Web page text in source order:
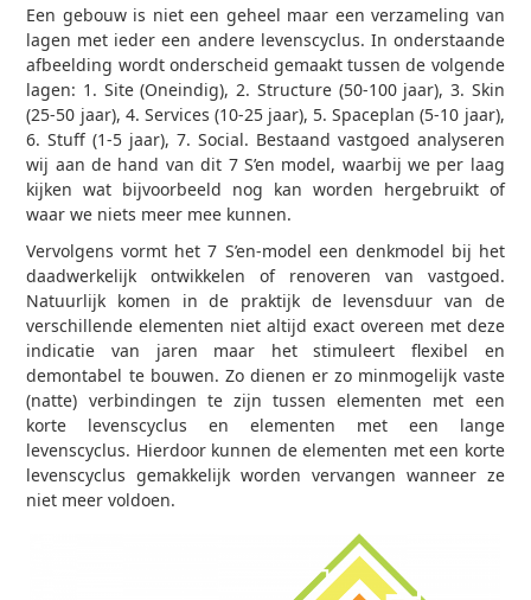
Een gebouw is niet een geheel maar een verzameling van
lagen met ieder een andere levenscyclus. In onderstaande
afbeelding wordt onderscheid gemaakt tussen de volgende
lagen: 1. Site (Oneindig), 2. Structure (50-100 jaar), 3. Skin
(25-50 jaar), 4. Services (10-25 jaar), 5. Spaceplan (5-10 jaar),
6. Stuff (1-5 jaar), 7. Social. Bestaand vastgoed analyseren
wij aan de hand van dit 7 S’en model, waarbij we per laag
kijken wat bijvoorbeeld nog kan worden hergebruikt of
waar we niets meer mee kunnen.
Vervolgens vormt het 7 S’en-model een denkmodel bij het
daadwerkelijk ontwikkelen of renoveren van vastgoed.
Natuurlijk komen in de praktijk de levensduur van de
verschillende elementen niet altijd exact overeen met deze
indicatie van jaren maar het stimuleert flexibel en
demontabel te bouwen. Zo dienen er zo minmogelijk vaste
(natte) verbindingen te zijn tussen elementen met een
korte levenscyclus en elementen met een lange
levenscyclus. Hierdoor kunnen de elementen met een korte
levenscyclus gemakkelijk worden vervangen wanneer ze
niet meer voldoen.